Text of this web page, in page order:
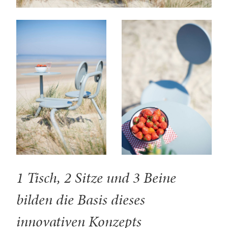
1 Tisch, 2 Sitze und 3 Beine
bilden die Basis dieses
innovativen Konzepts